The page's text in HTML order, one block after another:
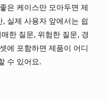
은 케이스만 모아두면 제
실제 사용자 앞에서는 쉽
한 질문, 위험한 질문, 경
에 포함하면 제품이 어디
수 있어요.